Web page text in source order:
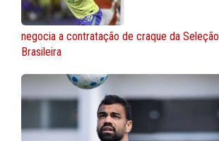
negocia a contratação de craque da Seleção
Brasileira